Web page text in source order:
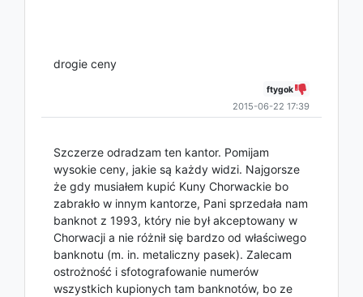
drogie ceny
ftygok
2015-06-22 17:39
Szczerze odradzam ten kantor. Pomijam
wysokie ceny, jakie są każdy widzi. Najgorsze
że gdy musiałem kupić Kuny Chorwackie bo
zabrakło w innym kantorze, Pani sprzedała nam
banknot z 1993, który nie był akceptowany w
Chorwacji a nie różnił się bardzo od właściwego
banknotu (m. in. metaliczny pasek). Zalecam
ostrożność i sfotografowanie numerów
wszystkich kupionych tam banknotów, bo ze